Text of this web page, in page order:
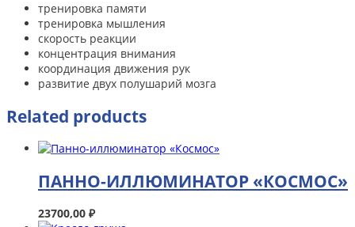
тренировка памяти
тренировка мышления
скорость реакции
концентрация внимания
координация движения рук
развитие двух полушарий мозга
Related products
ПАННО-ИЛЛЮМИНАТОР «КОСМОС»
23700,00 ₽